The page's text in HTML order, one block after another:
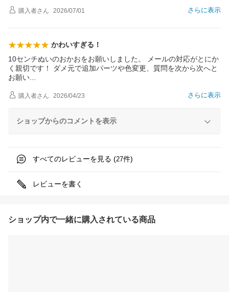
さらに表示
購入者さん 2026/07/01
かわいすぎる！
10センチぬいのおかおをお願いしました。 メールの対応がとにか
く親切です！ ダメ元で追加パーツや色変更、質問を次から次へと
お願い
さらに表示
購入者さん 2026/04/23
ショップからのコメントを表示
すべてのレビューを見る (27件)
レビューを書く
ショップ内で一緒に購入されている商品